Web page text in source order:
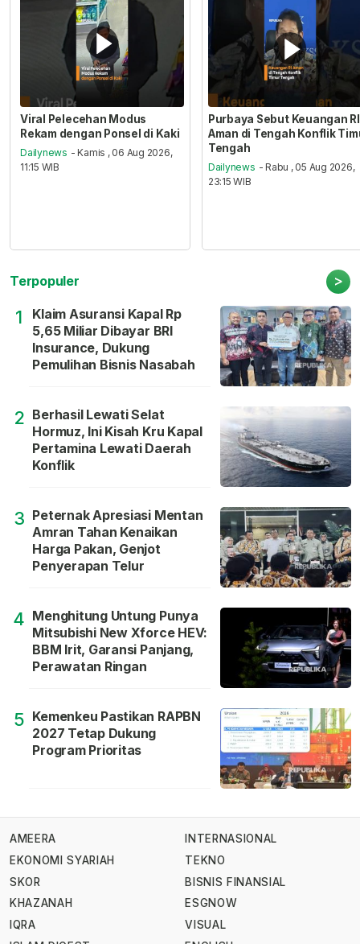
Viral Pelecehan Modus
Rekam dengan Ponsel di Kaki
Dailynews - Kamis , 06 Aug 2026,
11:15 WIB
Purbaya Sebut Keuangan RI
Aman di Tengah Konflik
Tengah
Dailynews - Rabu , 05 Aug 2026,
23:15 WIB
Terpopuler >
1
Klaim Asuransi Kapal Rp
5,65 Miliar Dibayar BRI
Insurance, Dukung
Pemulihan Bisnis Nasabah
2 Berhasil Lewati Selat
Hormuz, Ini Kisah Kru Kapal
Pertamina Lewati Daerah
Konflik
3 Peternak Apresiasi Mentan
Amran Tahan Kenaikan
Harga Pakan, Genjot
Penyerapan Telur
4 Menghitung Untung Punya
Mitsubishi New Xforce HEV:
BBM Irit, Garansi Panjang,
Perawatan Ringan
5 Kemenkeu Pastikan RAPBN
2027 Tetap Dukung
Program Prioritas
AMEERA
EKONOMI SYARIAH
SKOR
KHAZANAH
IQRA
INTERNASIONAL
TEKNO
BISNIS FINANSIAL
ESGNOW
VISUAL